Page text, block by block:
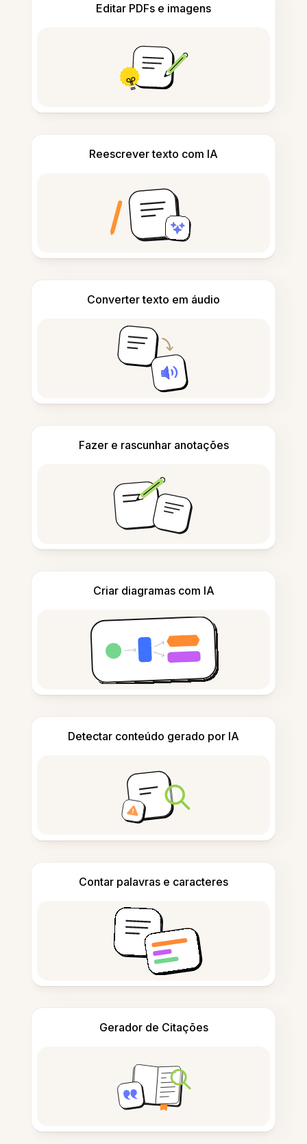
Editar PDFs e imagens
Reescrever texto com IA
Converter texto em áudio
Fazer e rascunhar anotações
Criar diagramas com IA
Detectar conteúdo gerado por IA
Contar palavras e caracteres
Gerador de Citações